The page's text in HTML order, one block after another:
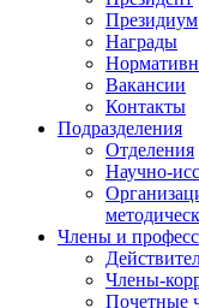
Президиум
Награды
Вакансии
Контакты
Подразделения
Отделения
Научно-
Члены и
Члены-
Почетные